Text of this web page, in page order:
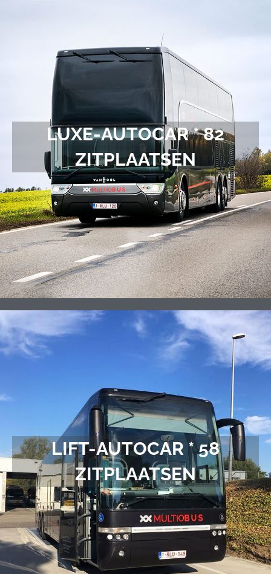
LUXE-AUTOCAR * 82
ZITPLAATSEN
LIFT-AUTOCAR * 58
ZITPLAATSEN